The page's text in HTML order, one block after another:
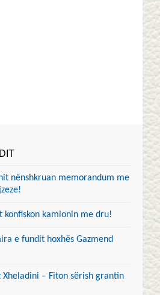
nënshkruan memorandum me
konfiskon kamionin me dru!
e fundit hoxhës Gazmend
Xheladini – Fiton sërish grantin